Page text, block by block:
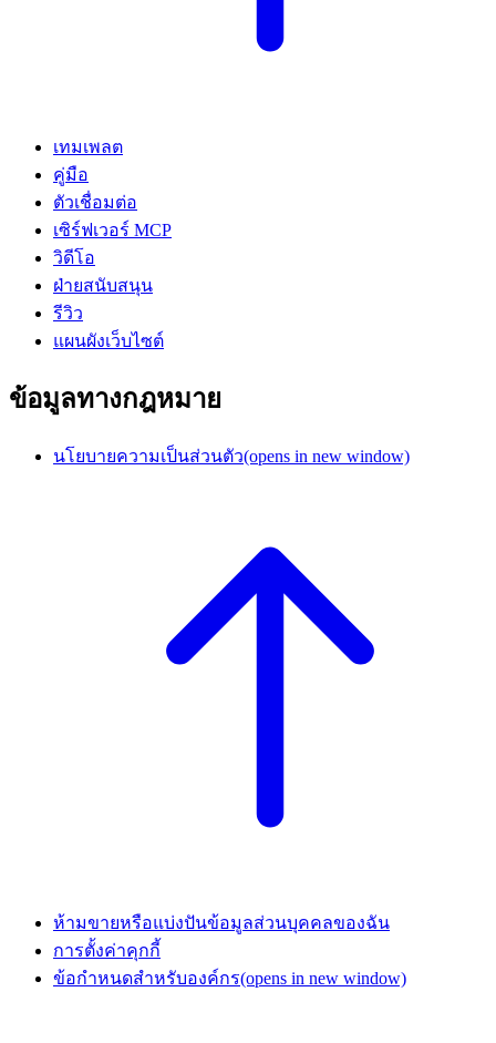
เทมเพลต
คู่มือ
ตัวเชื่อมต่อ
เซิร์ฟเวอร์ MCP
วิดีโอ
ฝ่ายสนับสนุน
รีวิว
แผนผังเว็บไซต์
ข้อมูลทางกฎหมาย
นโยบายความเป็นส่วนตัว(opens in new window)
ห้ามขายหรือแบ่งปันข้อมูลส่วนบุคคลของฉัน
การตั้งค่าคุกกี้
ข้อกำหนดสำหรับองค์กร(opens in new window)